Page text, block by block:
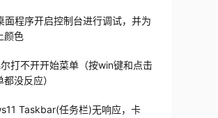
面程序开启控制台进行调试，并为
颜色
打不开开始菜单（按win键和点击
没反应）
Taskbar(任务栏)无响应，卡